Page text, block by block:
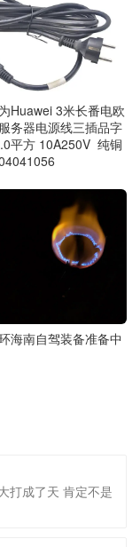
Huawei 3米长番电欧
务器电源线三插品字
平方 10A250V 纯铜
海南自驾装备准备中
打成了天 肯定不是